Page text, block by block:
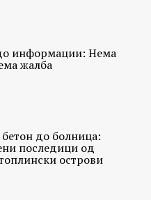
информации: Нема
жалба
до болница:
последици од
острови